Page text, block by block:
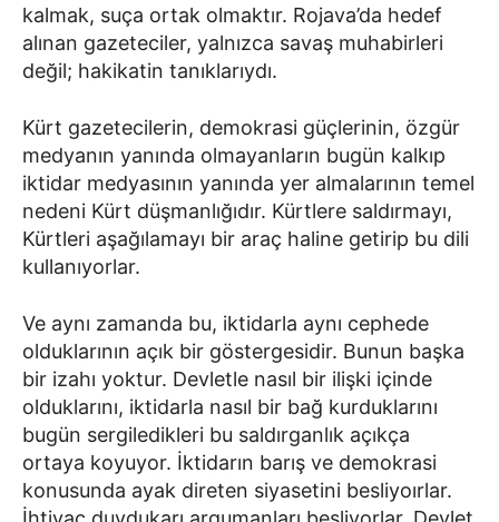
kalmak, suça ortak olmaktır. Rojava’da hedef
alınan gazeteciler, yalnızca savaş muhabirleri
değil; hakikatin tanıklarıydı.
Kürt gazetecilerin, demokrasi güçlerinin, özgür
medyanın yanında olmayanların bugün kalkıp
iktidar medyasının yanında yer almalarının temel
nedeni Kürt düşmanlığıdır. Kürtlere saldırmayı,
Kürtleri aşağılamayı bir araç haline getirip bu dili
kullanıyorlar.
Ve aynı zamanda bu, iktidarla aynı cephede
olduklarının açık bir göstergesidir. Bunun başka
bir izahı yoktur. Devletle nasıl bir ilişki içinde
olduklarını, iktidarla nasıl bir bağ kurduklarını
bugün sergiledikleri bu saldırganlık açıkça
ortaya koyuyor. İktidarın barış ve demokrasi
konusunda ayak direten siyasetini besliyoırlar.